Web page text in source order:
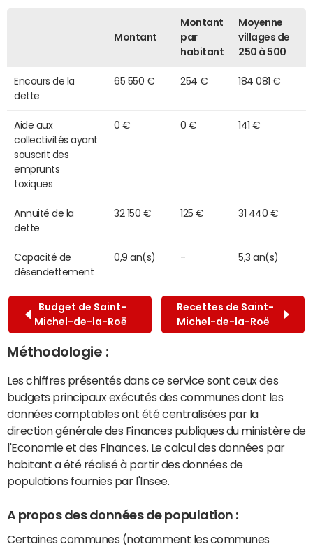
Montant
Montant
par
habitant
Moyenne
villages de
250 à 500
Encours de la
dette
65 550 € 254 € 184 081 €
Aide aux
collectivités ayant
souscrit des
emprunts
toxiques
0 € 0 € 141 €
Annuité de la
dette
32 150 € 125 € 31 440 €
Capacité de
désendettement
0,9 an(s) - 5,3 an(s)
Budget de Saint-
Michel-de-la-Roë
Recettes de Saint-
Michel-de-la-Roë
Méthodologie :
Les chiffres présentés dans ce service sont ceux des
budgets principaux exécutés des communes dont les
données comptables ont été centralisées par la
direction générale des Finances publiques du ministère de
l'Economie et des Finances. Le calcul des données par
habitant a été réalisé à partir des données de
populations fournies par l'Insee.
A propos des données de population :
Certaines communes (notamment les communes